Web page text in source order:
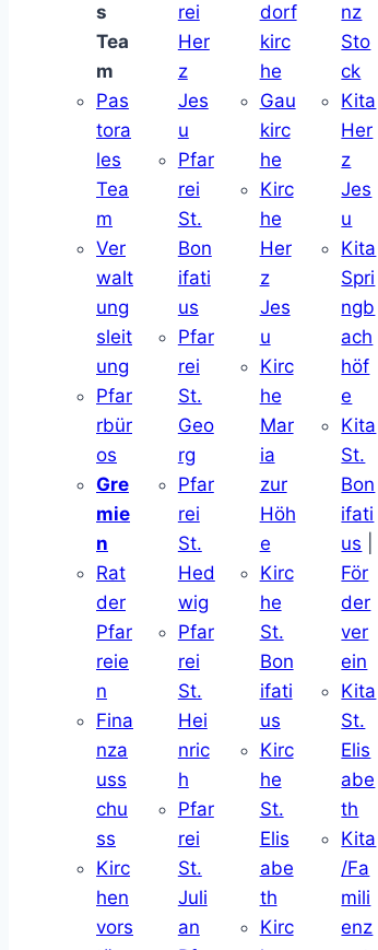
s
Tea
m
Pas
tora
les
Tea
m
Ver
walt
ung
sleit
ung
Pfar
rbür
os
Gre
mie
n
Rat
der
Pfar
reie
n
Fina
nza
uss
chu
ss
Kirc
hen
vors
rei
Her
z
Jes
u
Pfar
rei
St.
Bon
ifati
us
Pfar
rei
St.
Geo
rg
Pfar
rei
St.
Hed
wig
Pfar
rei
St.
Hei
nric
h
Pfar
rei
St.
Juli
an
dorf
kirc
he
Gau
kirc
he
Kirc
he
Her
z
Jes
u
Kirc
he
Mar
ia
zur
Höh
e
Kirc
he
St.
Bon
ifati
us
Kirc
he
St.
Elis
abe
th
Kirc
nz
Sto
ck
Kita
Her
z
Jes
u
Kita
Spri
ngb
ach
höf
e
Kita
St.
Bon
ifati
us
För
der
ver
ein
Kita
St.
Elis
abe
th
Kita
/Fa
mili
enz